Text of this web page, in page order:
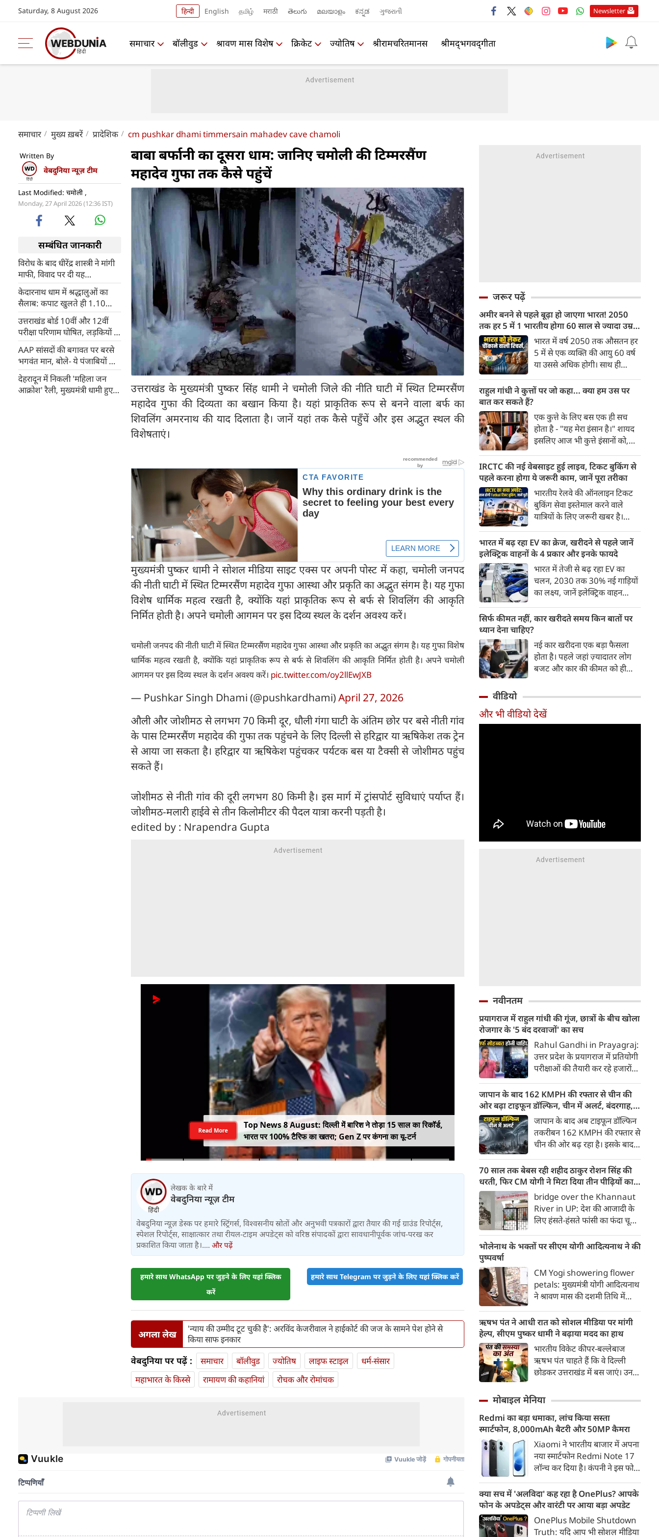
Saturday, 8 August 2026 हिन्दी English தமிழ் मराठी తెలుగు മലയാളം ಕನ್ನಡ ગુજરાતી Newsletter
समाचार बॉलीवुड श्रावण मास विशेष क्रिकेट ज्योतिष श्रीरामचरितमानस श्रीमद्‍भगवद्‍गीता
समाचार मुख्य ख़बरें प्रादेशिक cm pushkar dhami timmersain mahadev cave chamoli
Written By
वेबदुनिया न्यूज़ टीम
Last Modified: चमोली ,
Monday, 27 April 2026 (12:36 IST)
सम्बंधित जानकारी
विरोध के बाद धीरेंद्र शास्त्री ने मांगी
माफी, विवाद पर दी यह
सफाई,जानिए क्‍या है मामला?
केदारनाथ धाम में श्रद्धालुओं का
सैलाब: कपाट खुलते ही 1.10
लाख से अधिक भक्तों ने किए दर्शन,
चारधाम यात्रा तेज
उत्तराखंड बोर्ड 10वीं और 12वीं
परीक्षा परिणाम घोषित, लड़कियों ने
मारी बाजी
AAP सांसदों की बगावत पर बरसे
भगवंत मान, बोले- ये पंजाबियों के
गद्दार हैं, उन्हें BJP में कुछ नहीं
मिलेगा...
देहरादून में निकली 'महिला जन
आक्रोश' रैली, मुख्यमंत्री धामी हुए
बाबा बर्फानी का दूसरा धाम: जानिए चमोली की टिम्मरसैंण
महादेव गुफा तक कैसे पहुंचें
उत्तराखंड के मुख्यमंत्री पुष्कर सिंह धामी ने चमोली जिले की नीति घाटी में स्थित टिम्मरसैंण
महादेव गुफा की दिव्यता का बखान किया है। यहां प्राकृतिक रूप से बनने वाला बर्फ का
शिवलिंग अमरनाथ की याद दिलाता है। जानें यहां तक कैसे पहुँचें और इस अद्भुत स्थल की
विशेषताएं।
मुख्यमंत्री पुष्कर धामी ने सोशल मीडिया साइट एक्स पर अपनी पोस्ट में कहा, चमोली जनपद
की नीती घाटी में स्थित टिम्मरसैंण महादेव गुफा आस्था और प्रकृति का अद्भुत संगम है। यह गुफा
विशेष धार्मिक महत्व रखती है, क्योंकि यहां प्राकृतिक रूप से बर्फ से शिवलिंग की आकृति
निर्मित होती है। अपने चमोली आगमन पर इस दिव्य स्थल के दर्शन अवश्य करें।
चमोली जनपद की नीती घाटी में स्थित टिम्मरसैंण महादेव गुफा आस्था और प्रकृति का अद्भुत संगम है। यह गुफा विशेष
धार्मिक महत्व रखती है, क्योंकि यहां प्राकृतिक रूप से बर्फ से शिवलिंग की आकृति निर्मित होती है। अपने चमोली
आगमन पर इस दिव्य स्थल के दर्शन अवश्य करें। pic.twitter.com/oy2llEwJXB
— Pushkar Singh Dhami (@pushkardhami)April 27, 2026
औली और जोशीमठ से लगभग 70 किमी दूर, धौली गंगा घाटी के अंतिम छोर पर बसे नीती गांव
के पास टिम्मरसैंण महादेव की गुफा तक पहुंचने के लिए दिल्ली से हरिद्वार या ऋषिकेश तक ट्रेन
से आया जा सकता है। हरिद्वार या ऋषिकेश पहुंचकर पर्यटक बस या टैक्सी से जोशीमठ पहुंच
सकते हैं।
जोशीमठ से नीती गांव की दूरी लगभग 80 किमी है। इस मार्ग में ट्रांसपोर्ट सुविधाएं पर्याप्त हैं।
जोशीमठ-मलारी हाईवे से तीन किलोमीटर की पैदल यात्रा करनी पड़ती है।
edited by : Nrapendra Gupta
Top News 8 August: दिल्ली में बारिश ने तोड़ा 15 साल का रिकॉर्ड,
भारत पर 100% टैरिफ का खतरा; Gen Z पर कंगना का यू-टर्न
Read More
लेखक के बारे में
वेबदुनिया न्यूज़ टीम
वेबदुनिया न्यूज़ डेस्क पर हमारे स्ट्रिंगर्स, विश्वसनीय स्रोतों और अनुभवी पत्रकारों द्वारा तैयार की गई ग्राउंड रिपोर्ट्स,
स्पेशल रिपोर्ट्स, साक्षात्कार तथा रीयल-टाइम अपडेट्स को वरिष्ठ संपादकों द्वारा सावधानीपूर्वक जांच-परख कर
प्रकाशित किया जाता है।.... और पढ़ें
हमारे साथ WhatsApp पर जुड़ने के लिए यहां क्लिक
करें
हमारे साथ Telegram पर जुड़ने के लिए यहां क्लिक करें
अगला लेख
'न्याय की उम्मीद टूट चुकी है': अरविंद केजरीवाल ने हाईकोर्ट की जज के सामने पेश होने से
किया साफ इनकार
वेबदुनिया पर पढ़ें : समाचार बॉलीवुड ज्योतिष लाइफ स्‍टाइल
धर्म-संसार
महाभारत के किस्से
रामायण की कहानियां रोचक और रोमांचक
जरूर पढ़ें
अमीर बनने से पहले बूढ़ा हो जाएगा भारत! 2050
तक हर 5 में 1 भारतीय होगा 60 साल से ज्यादा उम्र
का
भारत में वर्ष 2050 तक औसतन हर
5 में से एक व्यक्ति की आयु 60 वर्ष
या उससे अधिक होगी। साथ ही
भारत में रहेंगे। ‘ट्रांसफॉर्म रूरल
अनुसार भारत विकसित देशों के
विपरीत समृद्ध बनने से पहले ही वृद्ध
होती आबादी वाले देश की श्रेणी में
पहुंच रहा है।
राहुल गांधी ने कुत्तों पर जो कहा... क्या हम उस पर
बात कर सकते हैं?
एक कुत्ते के लिए बस एक ही सच
होता है - "यह मेरा इंसान है।" शायद
इसलिए आज भी कुत्ते इंसानों को,
भू-राजनीति से लेकर कृत्रिम
बुद्धिमत्ता, जलवायु परिवर्तन से लेकर
क्रिकेट तक हर विषय पर बहस कर
सकते हैं, तो उस जीव पर भी एक
गंभीर चर्चा बनती है जिसने किसी भी
सभ्यता से पहले इंसान का साथ चुना
था। दुर्भाग्य यह है कि आज कुत्तों के
बारे में हमारी राय पशु-चिकित्सकों,
व्यवहार वैज्ञानिकों या विशेषज्ञों से
कम... और व्हाट्सऐप यूनिवर्सिटी से
ज़्यादा बनती है।
IRCTC की नई वेबसाइट हुई लाइव, टिकट बुकिंग से
पहले करना होगा ये जरूरी काम, जानें पूरा तरीका
भारतीय रेलवे की ऑनलाइन टिकट
बुकिंग सेवा इस्तेमाल करने वाले
यात्रियों के लिए जरूरी खबर है।
वेबसाइट का बीटा वर्जन लॉन्च कर
दिया है। करीब 24 साल पुराने
इंटरफेस के बाद वेबसाइट को नए
डिजाइन और कई नए फीचर्स के साथ
अपडेट किया गया है।
भारत में बढ़ रहा EV का क्रेज, खरीदने से पहले जानें
इलेक्ट्रिक वाहनों के 4 प्रकार और इनके फायदे
भारत में तेजी से बढ़ रहा EV का
चलन, 2030 तक 30% नई गाड़ियों
का लक्ष्य, जानें इलेक्ट्रिक वाहन
200 अरब रुपए का मौका
सिर्फ कीमत नहीं, कार खरीदते समय किन बातों पर
ध्यान देना चाहिए?
नई कार खरीदना एक बड़ा फैसला
होता है। पहले जहां ज़्यादातर लोग
बजट और कार की कीमत को ही
खरीदते समय किन बातों पर ध्यान
देना चाहिए।
वीडियो
और भी वीडियो देखें
नवीनतम
प्रयागराज में राहुल गांधी की गूंज, छात्रों के बीच खोला
रोजगार के '5 बंद दरवाजों' का सच
Rahul Gandhi in Prayagraj:
उत्तर प्रदेश के प्रयागराज में प्रतियोगी
परीक्षाओं की तैयारी कर रहे हजारों
कांग्रेस नेता राहुल गांधी ने केंद्र की
मोदी सरकार पर तीखा प्रहार किया है।
'छात्रों की गूंज' कार्यक्रम के दौरान
भारी बारिश और जलभराव के बीच
उमड़े युवाओं के हुजूम को संबोधित
करते हुए राहुल गांधी ने कहा कि देश
में युवाओं के रोजगार के सभी 5
प्रमुख रास्ते बंद कर दिए गए हैं।
जापान के बाद 162 KMPH की रफ्तार से चीन की
ओर बढ़ा टाइफून डॉल्फिन, चीन में अलर्ट, बंदरगाह,
स्कूल बंद, उड़ानें रद्दजापान के बाद अब टाइफून डॉल्फिन
तकरीबन 162 KMPH की रफ्तार से
चीन की ओर बढ़ रहा है। इसके बाद
चीन में अलर्ट जारी किया गया है। वहां
के बंदरगाह बंद कर दिए गए हैं। स्‍कूल
की छुट्टियां घोषित की गई हैं, जबकि
उड़ानें रद्द कर दी गई हैं। बता दें कि
कई लोग इस तूफान से हताहत हुए हैं।
70 साल तक बेबस रही शहीद ठाकुर रोशन सिंह की
धरती, फिर CM योगी ने मिटा दिया तीन पीढ़ियों का
दर्द
bridge over the Khannaut
River in UP: देश की आजादी के
लिए हंसते-हंसते फांसी का फंदा चूमने
रोशन सिंह की जन्मभूमि आजाद
मुख्यधारा से कटे रहने का दर्द सहती
रही। जिस गांव की मिट्टी ने देश को
ऐसा वीर सपूत दिया, उसी गांव की
तीन पीढ़ियां हर साल बारिश के मौसम
में दुनिया से कट जाने की मजबूरी
झेलती रहीं।
भोलेनाथ के भक्तों पर सीएम योगी आदित्यनाथ ने की
पुष्पवर्षा
CM Yogi showering flower
petals: मुख्यमंत्री योगी आदित्यनाथ
ने श्रावण मास की दशमी तिथि में
बरसाए। गोरक्षपीठाधीश्वर के साथ
रामायण सीरियल में भगवान राम की
भूमिका निभाने वाले मेरठ के सांसद
अरुण गोविल समेत सभी
जनप्रतिनिधियों ने आस्था को सम्मान
देते हुए शिवभक्त कांवड़ यात्रियों पर
ऋषभ पंत ने आधी रात को सोशल मीडिया पर मांगी
हेल्‍प, सीएम पुष्‍कर धामी ने बढ़ाया मदद का हाथ
भारतीय विकेट कीपर-बल्लेबाज
ऋषभ पंत चाहते हैं कि वे दिल्‍ली
छोडकर उत्तराखंड में बस जाएं। उनका
में बीत है, उससे उनकी यादें जुडी हैं।
मनचाही जमीन नहीं मिल रही है। कुछ
इस इच्‍छा के साथ ऋषभ पंत ने आधी
रात को पोस्‍ट लिखी।
मोबाइल मेनिया
Redmi का बड़ा धमाका, लांच किया सस्ता
स्मार्टफोन, 8,000mAh बैटरी और 50MP कैमरा
Xiaomi ने भारतीय बाजार में अपना
नया स्मार्टफोन Redmi Note 17
लॉन्च कर दिया है। कंपनी ने इस फोन
डिस्प्ले, 8,000mAh की बड़ी बैटरी
और Qualcomm Snapdragon
चिपसेट के साथ पेश किया है। फोन में
50MP का मेन कैमरा दिया गया है।
क्या सच में 'अलविदा' कह रहा है OnePlus? आपके
फोन के अपडेट्स और वारंटी पर आया बड़ा अपडेट
OnePlus Mobile Shutdown
Truth: यदि आप भी सोशल मीडिया